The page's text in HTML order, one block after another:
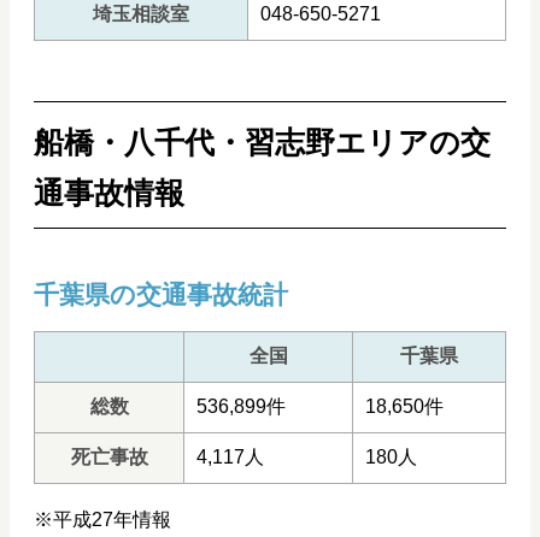
埼玉相談室 048-650-5271
船橋・八千代・習志野エリアの交
通事故情報
千葉県の交通事故統計
全国 千葉県
総数 536,899件 18,650件
死亡事故 4,117人 180人
※平成27年情報